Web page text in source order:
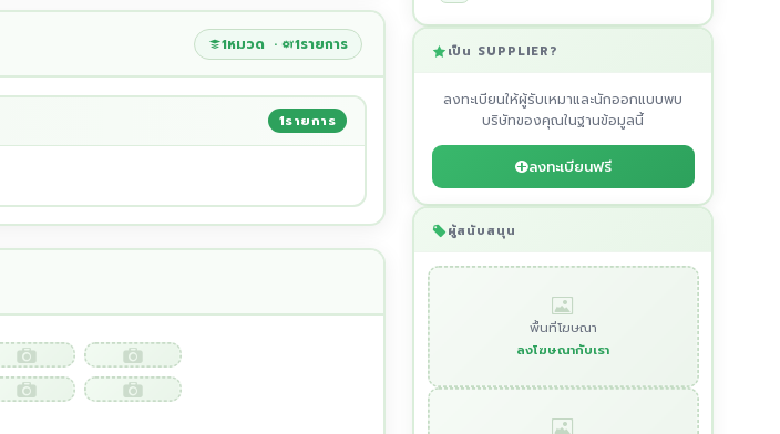
1หมวด · 1รายการ
1รายการ
เป็น SUPPLIER?
ลงทะเบียนให้ผู้รับเหมาและนักออกแบบพบ
บริษัทของคุณในฐานข้อมูลนี้
ลงทะเบียนฟรี
ผู้สนับสนุน
พื้นที่โฆษณา
ลงโฆษณากับเรา